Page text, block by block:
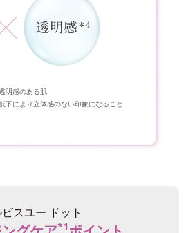
明感のある肌
下により立体感のない印象になること
スユー ドット
*1